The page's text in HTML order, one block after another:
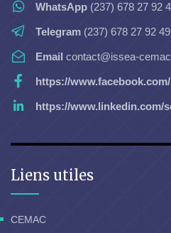
WhatsApp (237) 678 27 92
Telegram (237) 678 27 92 49
Email contact@issea-
https://
https://www.linkedin.com/
Liens utiles
CEMAC